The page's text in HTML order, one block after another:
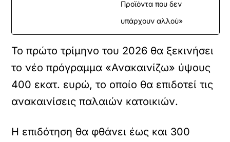
Προϊόντα που δεν
υπάρχουν αλλού»
Το πρώτο τρίμηνο του 2026 θα ξεκινήσει
το νέο πρόγραμμα «Ανακαινίζω» ύψους
400 εκατ. ευρώ, το οποίο θα επιδοτεί τις
ανακαινίσεις παλαιών κατοικιών.
Η επιδότηση θα φθάνει έως και 300